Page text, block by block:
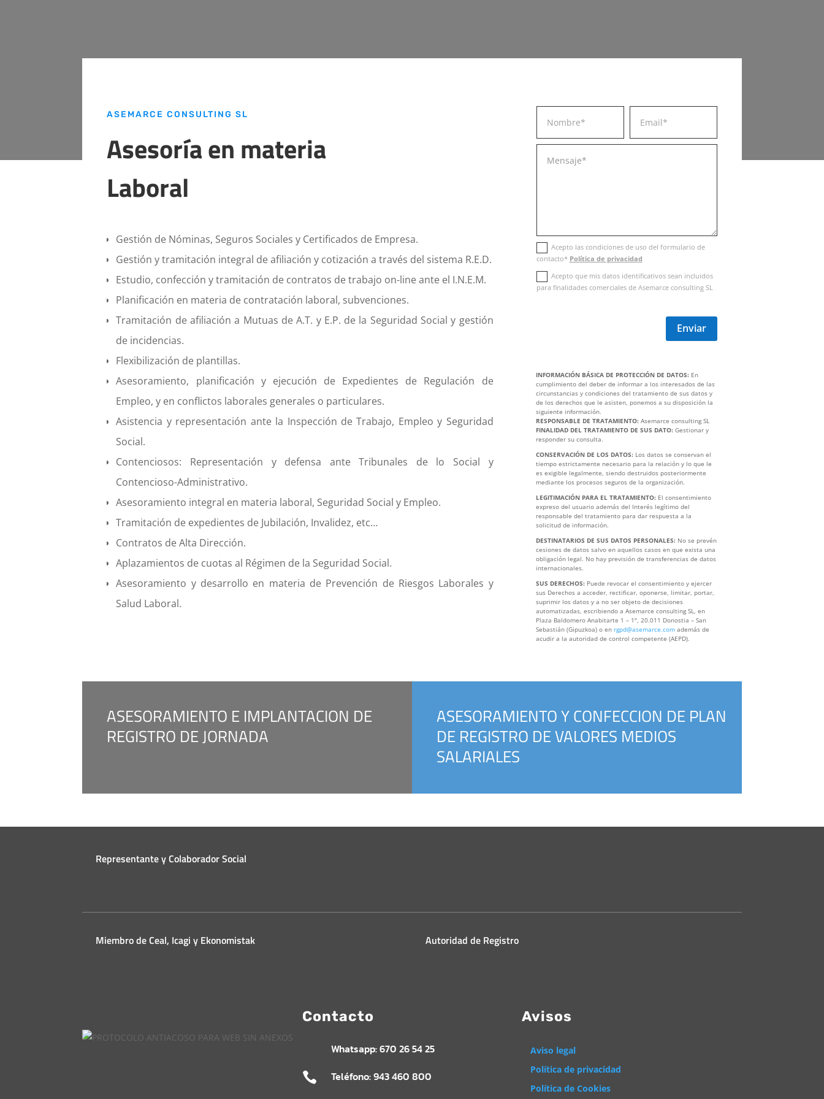
ASEMARCE CONSULTING SL
Asesoría en materia
Laboral
Gestión de Nóminas, Seguros Sociales y Certificados de Empresa.
Gestión y tramitación integral de afiliación y cotización a través del sistema R.E.D.
Estudio, confección y tramitación de contratos de trabajo on-line ante el I.N.E.M.
Planificación en materia de contratación laboral, subvenciones.
Tramitación de afiliación a Mutuas de A.T. y E.P. de la Seguridad Social y gestión
de incidencias.
Flexibilización de plantillas.
Asesoramiento, planificación y ejecución de Expedientes de Regulación de
Empleo, y en conflictos laborales generales o particulares.
Asistencia y representación ante la Inspección de Trabajo, Empleo y Seguridad
Social.
Contenciosos: Representación y defensa ante Tribunales de lo Social y
Contencioso-Administrativo.
Asesoramiento integral en materia laboral, Seguridad Social y Empleo.
Tramitación de expedientes de Jubilación, Invalidez, etc…
Contratos de Alta Dirección.
Aplazamientos de cuotas al Régimen de la Seguridad Social.
Asesoramiento y desarrollo en materia de Prevención de Riesgos Laborales y
Salud Laboral.
Acepto las condiciones de uso del formulario de
contacto* Política de privacidad
Acepto que mis datos identificativos sean incluidos
para finalidades comerciales de Asemarce consulting SL
Enviar
INFORMACIÓN BÁSICA DE PROTECCIÓN DE DATOS: En
cumplimiento del deber de informar a los interesados de las
circunstancias y condiciones del tratamiento de sus datos y
de los derechos que le asisten, ponemos a su disposición la
siguiente información.
RESPONSABLE DE TRATAMIENTO: Asemarce consulting SL
FINALIDAD DEL TRATAMIENTO DE SUS DATO: Gestionar y
responder su consulta.
CONSERVACIÓN DE LOS DATOS: Los datos se conservan el
tiempo estrictamente necesario para la relación y lo que le
es exigible legalmente, siendo destruidos posteriormente
mediante los procesos seguros de la organización.
LEGITIMACIÓN PARA EL TRATAMIENTO: El consentimiento
expreso del usuario además del Interés legítimo del
responsable del tratamiento para dar respuesta a la
solicitud de información.
DESTINATARIOS DE SUS DATOS PERSONALES: No se prevén
cesiones de datos salvo en aquellos casos en que exista una
obligación legal. No hay previsión de transferencias de datos
internacionales.
SUS DERECHOS: Puede revocar el consentimiento y ejercer
sus Derechos a acceder, rectificar, oponerse, limitar, portar,
suprimir los datos y a no ser objeto de decisiones
automatizadas, escribiendo a Asemarce consulting SL, en
Plaza Baldomero Anabitarte 1 – 1º, 20.011 Donostia – San
Sebastián (Gipuzkoa) o enrgpd@asemarce.com además de
acudir a la autoridad de control competente (AEPD).
ASESORAMIENTO E IMPLANTACION DE
REGISTRO DE JORNADA
ASESORAMIENTO Y CONFECCION DE PLAN
DE REGISTRO DE VALORES MEDIOS
SALARIALES
Representante y Colaborador Social
Miembro de Ceal, Icagi y Ekonomistak Autoridad de Registro
Contacto
Whatsapp: 670 26 54 25
 Teléfono: 943 460 800
Avisos
Aviso legal
Política de privacidad
Política de Cookies